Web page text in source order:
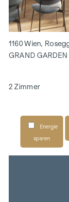
1160 Wien,
GRAND GARDEN
2 Zimmer
Energie
sparen